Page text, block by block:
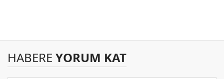
HABERE YORUM KAT